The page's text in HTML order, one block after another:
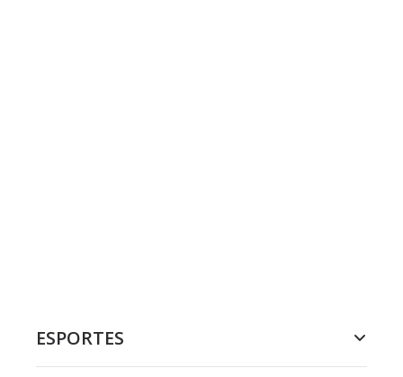
ESPORTES